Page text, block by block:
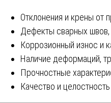
Отклонения и крены от
Дефекты сварных швов,
Коррозионный износ и
Наличие деформаций,
Прочностные
Качество и